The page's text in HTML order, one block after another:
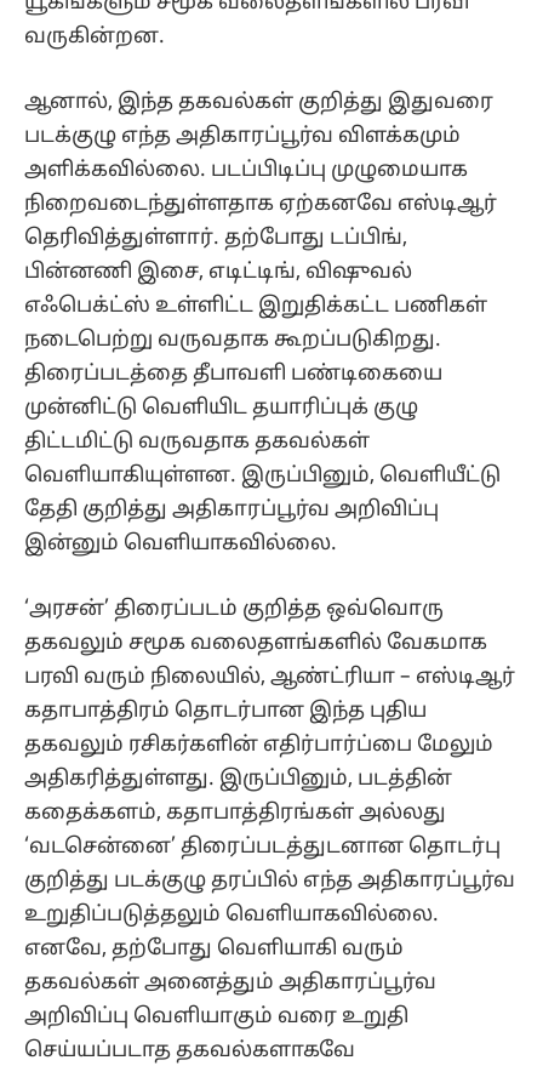
வருகின்றன.
ஆனால், இந்த தகவல்கள் குறித்து இதுவரை
படக்குழு எந்த அதிகாரப்பூர்வ விளக்கமும்
அளிக்கவில்லை. படப்பிடிப்பு முழுமையாக
நிறைவடைந்துள்ளதாக ஏற்கனவே எஸ்டிஆர்
தெரிவித்துள்ளார். தற்போது டப்பிங்,
பின்னணி இசை, எடிட்டிங், விஷுவல்
எஃபெக்ட்ஸ் உள்ளிட்ட இறுதிக்கட்ட பணிகள்
நடைபெற்று வருவதாக கூறப்படுகிறது.
திரைப்படத்தை தீபாவளி பண்டிகையை
முன்னிட்டு வெளியிட தயாரிப்புக் குழு
திட்டமிட்டு வருவதாக தகவல்கள்
வெளியாகியுள்ளன. இருப்பினும், வெளியீட்டு
தேதி குறித்து அதிகாரப்பூர்வ அறிவிப்பு
இன்னும் வெளியாகவில்லை.
‘அரசன்’ திரைப்படம் குறித்த ஒவ்வொரு
தகவலும் சமூக வலைதளங்களில் வேகமாக
பரவி வரும் நிலையில், ஆண்ட்ரியா – எஸ்டிஆர்
கதாபாத்திரம் தொடர்பான இந்த புதிய
தகவலும் ரசிகர்களின் எதிர்பார்ப்பை மேலும்
அதிகரித்துள்ளது. இருப்பினும், படத்தின்
கதைக்களம், கதாபாத்திரங்கள் அல்லது
‘வடசென்னை’ திரைப்படத்துடனான தொடர்பு
குறித்து படக்குழு தரப்பில் எந்த அதிகாரப்பூர்வ
உறுதிப்படுத்தலும் வெளியாகவில்லை.
எனவே, தற்போது வெளியாகி வரும்
தகவல்கள் அனைத்தும் அதிகாரப்பூர்வ
அறிவிப்பு வெளியாகும் வரை உறுதி
செய்யப்படாத தகவல்களாகவே